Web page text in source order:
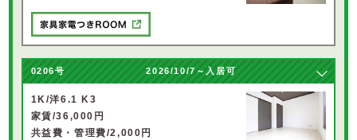
0206号 2026/10/7～入居可
1K/洋6.1 K3
家賃/36,000円
共益費・管理費/2,000円